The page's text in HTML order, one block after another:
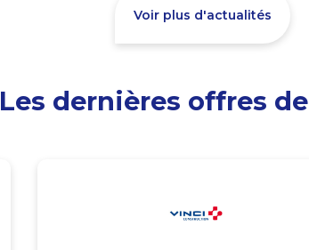
Voir plus d'actualités
Les dernières offres de